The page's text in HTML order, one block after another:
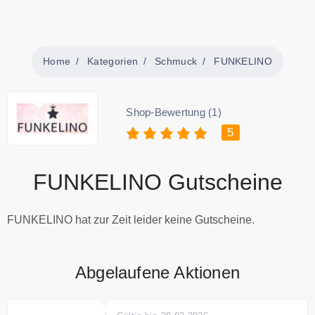
Home Kategorien Schmuck FUNKELINO
Shop-Bewertung (1)
5
FUNKELINO Gutscheine
FUNKELINO hat zur Zeit leider keine Gutscheine.
Abgelaufene Aktionen